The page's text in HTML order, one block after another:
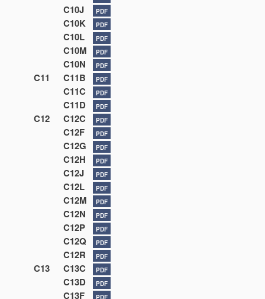
C10J PDF
C10K PDF
C10L PDF
C10M PDF
C10N PDF
C11 C11B PDF
C11C PDF
C11D PDF
C12 C12C PDF
C12F PDF
C12G PDF
C12H PDF
C12J PDF
C12L PDF
C12M PDF
C12N PDF
C12P PDF
C12Q PDF
C12R PDF
C13 C13C PDF
C13D PDF
C13F PDF